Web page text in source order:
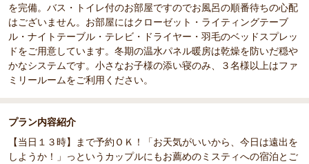
を完備。バス・トイレ付のお部屋ですのでお風呂の順番待ちの心配
はございません。お部屋にはクローゼット・ライティングテーブ
ル・ナイトテーブル・テレビ・ドライヤー・羽毛のベッドスプレッ
ドをご用意しています。冬期の温水パネル暖房は乾燥を防いだ穏や
かなシステムです。小さなお子様の添い寝のみ、３名様以上はファ
ミリールームをご利用ください。
プラン内容紹介
【当日１３時】まで予約ＯＫ！「お天気がいいから、今日は遠出を
しようか！」っというカップルにもお薦めのミスティへの宿泊とご